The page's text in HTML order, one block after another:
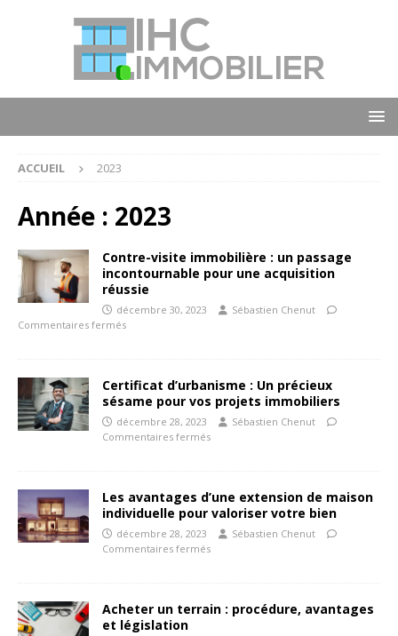
ACCUEIL 2023
Année : 2023
Contre-visite immobilière : un passage
incontournable pour une acquisition
réussie
décembre 30, 2023
Sébastien Chenut
Commentaires fermés
Certificat d’urbanisme : Un précieux
sésame pour vos projets immobiliers
décembre 28, 2023
Sébastien Chenut
Commentaires fermés
Les avantages d’une extension de maison
individuelle pour valoriser votre bien
décembre 28, 2023
Sébastien Chenut
Commentaires fermés
Acheter un terrain : procédure, avantages
et législation